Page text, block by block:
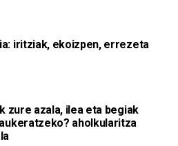
iritziak, ekoizpen, errezeta
zure azala, ilea eta begiak
aholkularitza